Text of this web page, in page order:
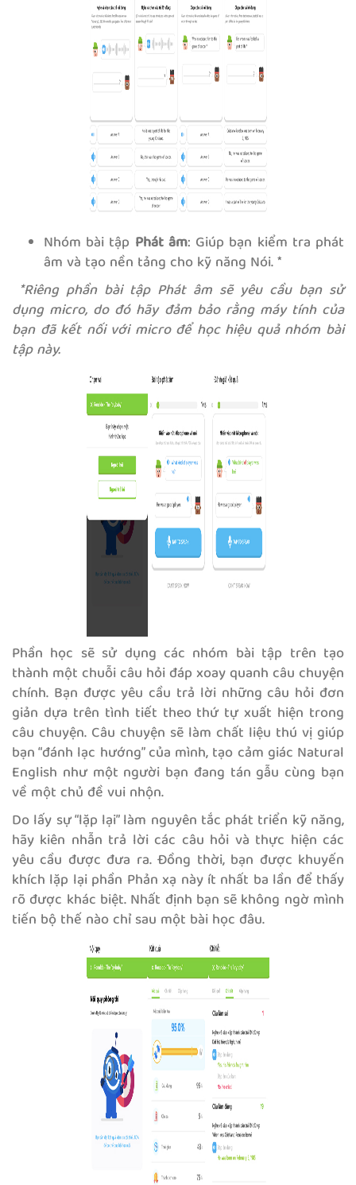
Nhóm bài tập Phát âm: Giúp bạn kiểm tra phát
âm và tạo nền tảng cho kỹ năng Nói. *
*Riêng phần bài tập Phát âm sẽ yêu cầu bạn sử
dụng micro, do đó hãy đảm bảo rằng máy tính của
bạn đã kết nối với micro để học hiệu quả nhóm bài
tập này.
Phần học sẽ sử dụng các nhóm bài tập trên tạo
thành một chuỗi câu hỏi đáp xoay quanh câu chuyện
chính. Bạn được yêu cầu trả lời những câu hỏi đơn
giản dựa trên tình tiết theo thứ tự xuất hiện trong
câu chuyện. Câu chuyện sẽ làm chất liệu thú vị giúp
bạn “đánh lạc hướng” của mình, tạo cảm giác Natural
English như một người bạn đang tán gẫu cùng bạn
về một chủ đề vui nhộn.
Do lấy sự “lặp lại” làm nguyên tắc phát triển kỹ năng,
hãy kiên nhẫn trả lời các câu hỏi và thực hiện các
yêu cầu được đưa ra. Đồng thời, bạn được khuyến
khích lặp lại phần Phản xạ này ít nhất ba lần để thấy
rõ được khác biệt. Nhất định bạn sẽ không ngờ mình
tiến bộ thế nào chỉ sau một bài học đâu.